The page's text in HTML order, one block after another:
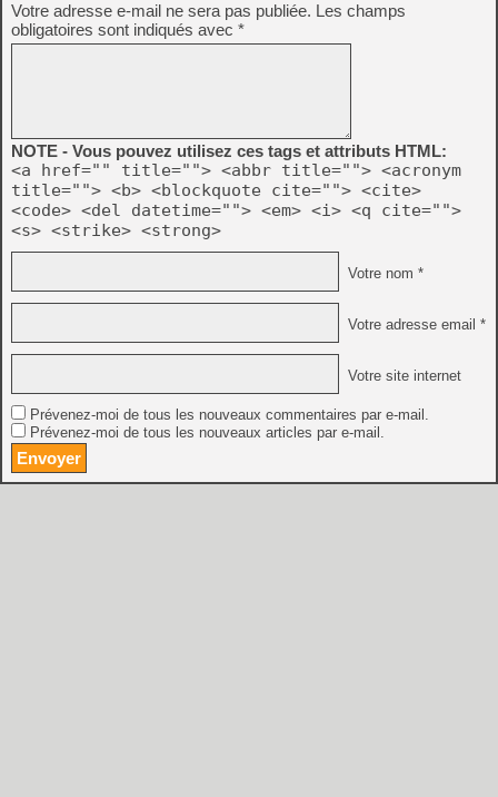
Votre adresse e-mail ne sera pas publiée. Les champs
obligatoires sont indiqués avec *
NOTE - Vous pouvez utilisez ces tags et attributs HTML:
<a href="" title=""> <abbr title=""> <acronym
title=""> <b> <blockquote cite=""> <cite>
<code> <del datetime=""> <em> <i> <q cite="">
<s> <strike> <strong>
Votre nom *
Votre adresse email *
Votre site internet
Prévenez-moi de tous les nouveaux commentaires par e-mail.
Prévenez-moi de tous les nouveaux articles par e-mail.